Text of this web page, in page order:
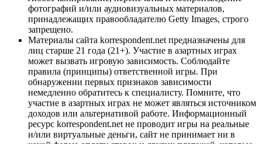
фотографий и/или аудиовизуальных материалов,
принадлежащих правообладателю Getty Images, строго
запрещено.
Материалы сайта korrespondent.net предназначены для
лиц старше 21 года (21+). Участие в азартных играх
может вызвать игровую зависимость. Соблюдайте
правила (принципы) ответственной игры. При
обнаружении первых признаков зависимости
немедленно обратитесь к специалисту. Помните, что
участие в азартных играх не может являться источником
доходов или альтернативой работе. Информационный
ресурс korrespondent.net не проводит игры на реальные
и/или виртуальные деньги, сайт не принимает ни в